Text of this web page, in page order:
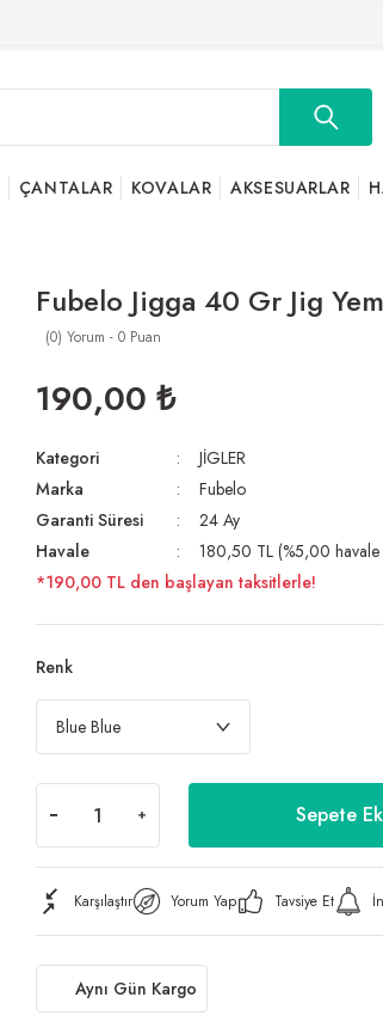
ÇANTALAR KOVALAR AKSESUARLAR
Fubelo Jigga 40 Gr Jig
(0) Yorum - 0 Puan
190,00 ₺
Kategori
JİGLER
Marka
Fubelo
Garanti Süresi
24 Ay
Havale
180,50 TL (%5,00
*190,00 TL den başlayan taksitlerle!
Renk
Sepete
Karşılaştır Yorum Yap Tavsiye Et
Aynı Gün Kargo